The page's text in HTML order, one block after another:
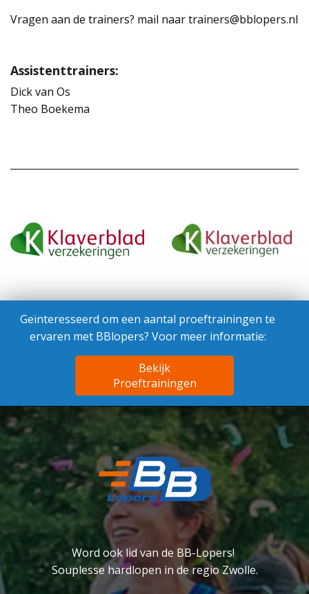
Vragen aan de trainers? mail naar trainers@bblopers.nl
Assistenttrainers:
Dick van Os
Theo Boekema
Geïnteresseerd om een aantal proeftrainingen te
ervaren met BBlopers? Voor meer informatie:
Bekijk
Proeftrainingen
Word ook lid van de BB-Lopers!
Souplesse hardlopen in de regio Zwolle.